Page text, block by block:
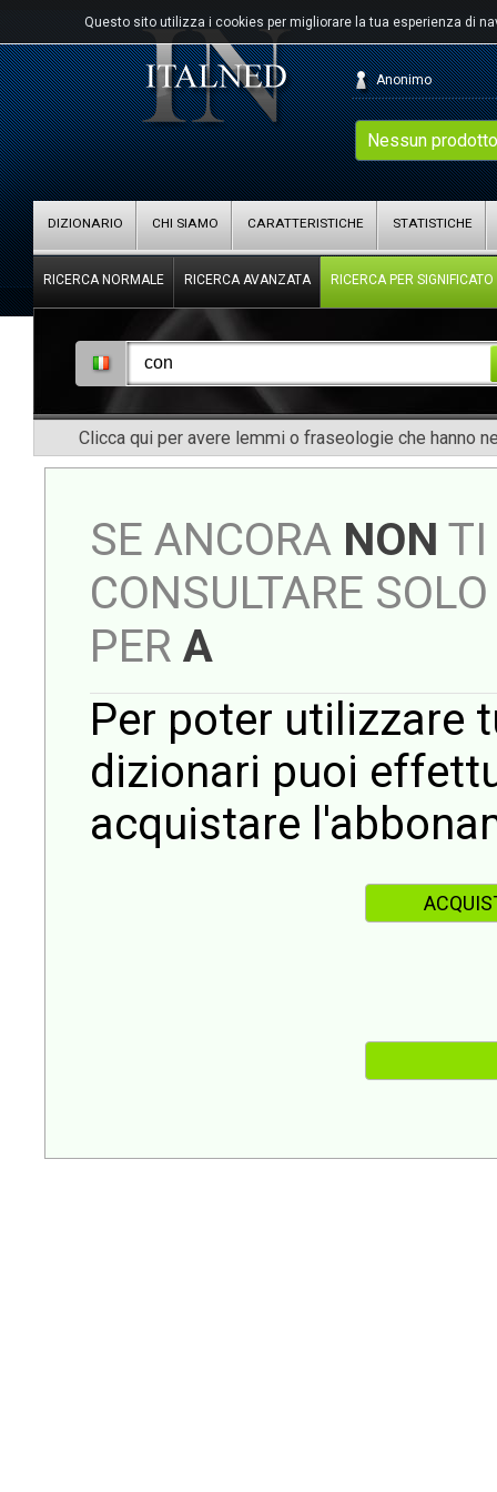
Questo sito utilizza i cookies per migliorare la tua esperienza di
Nessun
Anonimo
DIZIONARIO CHI SIAMO CARATTERISTICHE STATISTICHE
RICERCA NORMALE RICERCA AVANZATA RICERCA PER SIGNIFICATO
Clicca qui per avere lemmi o fraseologie che hanno
SE ANCORA NON TI
CONSULTARE
PER A
Per poter utilizzare
dizionari puoi
acquistare